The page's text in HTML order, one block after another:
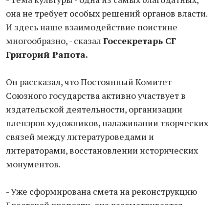
она не требует особых решений органов власти.
И здесь наше взаимодействие поистине
многообразно, - сказал Госсекретарь СГ
Григорий Рапота.
Он рассказал, что Постоянный Комитет
Союзного государства активно участвует в
издательской деятельности, организации
пленэров художников, налаживании творческих
связей между литературоведами и
литераторами, восстановлении исторических
монументов.
- Уже сформирована смета на реконструкцию